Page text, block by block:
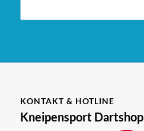
KONTAKT & HOTLINE
Kneipensport Dartshop